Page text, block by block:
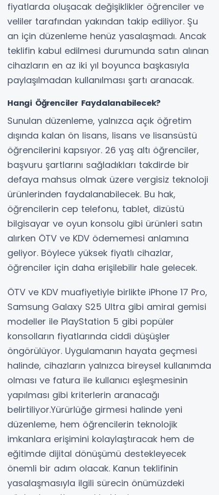
fiyatlarda oluşacak değişiklikler öğrenciler ve
veliler tarafından yakından takip ediliyor. Şu
an için düzenleme henüz yasalaşmadı. Ancak
teklifin kabul edilmesi durumunda satın alınan
cihazların en az iki yıl boyunca başkasıyla
paylaşılmadan kullanılması şartı aranacak.
Hangi Öğrenciler Faydalanabilecek?
Sunulan düzenleme, yalnızca açık öğretim
dışında kalan ön lisans, lisans ve lisansüstü
öğrencilerini kapsıyor. 26 yaş altı öğrenciler,
başvuru şartlarını sağladıkları takdirde bir
defaya mahsus olmak üzere vergisiz teknoloji
ürünlerinden faydalanabilecek. Bu hak,
öğrencilerin cep telefonu, tablet, dizüstü
bilgisayar ve oyun konsolu gibi ürünleri satın
alırken ÖTV ve KDV ödememesi anlamına
geliyor. Böylece yüksek fiyatlı cihazlar,
öğrenciler için daha erişilebilir hale gelecek.
ÖTV ve KDV muafiyetiyle birlikte iPhone 17 Pro,
Samsung Galaxy S25 Ultra gibi amiral gemisi
modeller ile PlayStation 5 gibi popüler
konsolların fiyatlarında ciddi düşüşler
öngörülüyor. Uygulamanın hayata geçmesi
halinde, cihazların yalnızca bireysel kullanımda
olması ve fatura ile kullanıcı eşleşmesinin
yapılması gibi kriterlerin aranacağı
belirtiliyor.Yürürlüğe girmesi halinde yeni
düzenleme, hem öğrencilerin teknolojik
imkanlara erişimini kolaylaştıracak hem de
eğitimde dijital dönüşümü destekleyecek
önemli bir adım olacak. Kanun teklifinin
yasalaşmasıyla ilgili sürecin önümüzdeki